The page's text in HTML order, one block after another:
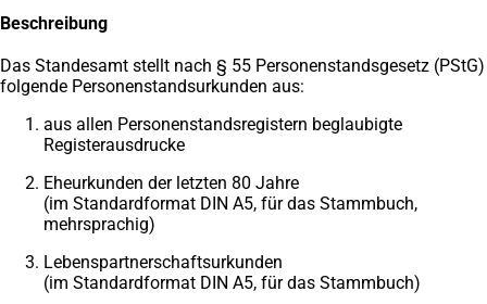
Beschreibung
Das Standesamt stellt nach § 55 Personenstandsgesetz (PStG)
folgende Personenstandsurkunden aus:
aus allen Personenstandsregistern beglaubigte
Registerausdrucke
Eheurkunden der letzten 80 Jahre
(im Standardformat DIN A5, für das Stammbuch,
mehrsprachig)
Lebenspartnerschaftsurkunden
(im Standardformat DIN A5, für das Stammbuch)